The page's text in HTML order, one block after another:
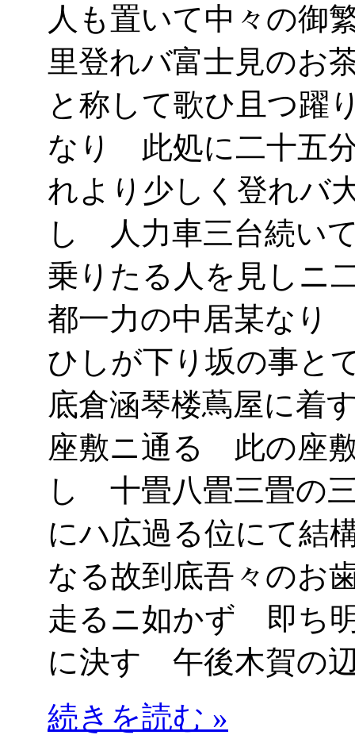
人も置いて中々の御
里登れバ富士見のお
と称して歌ひ且つ躍
なり 此処に二十五
れより少しく登れバ
し 人力車三台続い
乗りたる人を見しニ
都一力の中居某なり
ひしが下り坂の事と
底倉涵琴楼蔦屋に着
座敷ニ通る 此の座
し 十畳八畳三畳の
にハ広過る位にて結
なる故到底吾々のお
走るニ如かず 即ち
に決す 午後木賀の
続きを読む »